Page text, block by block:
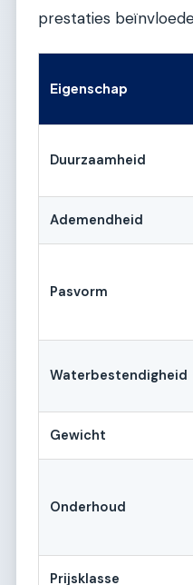
prestaties
Eigenschap
Duurzaamheid
Ademendheid
Pasvorm
Waterbestendigheid
Gewicht
Onderhoud
Prijsklasse